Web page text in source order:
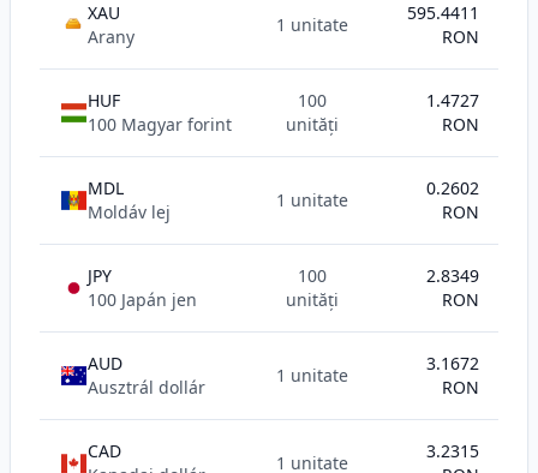
AU
XAU
Arany
1 unitate
595.4411
RON
HUF
100 Magyar forint
100
unități
1.4727
RON
MDL
Moldáv lej
1 unitate
0.2602
RON
JPY
100 Japán jen
100
unități
2.8349
RON
AUD
Ausztrál dollár
1 unitate
3.1672
RON
CAD
1 unitate
3.2315